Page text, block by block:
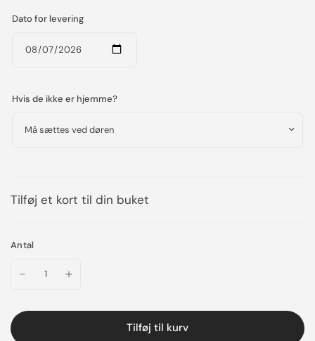
Dato for levering
Hvis de ikke er hjemme?
Tilføj et kort til din buket
Antal
Tilføj til kurv